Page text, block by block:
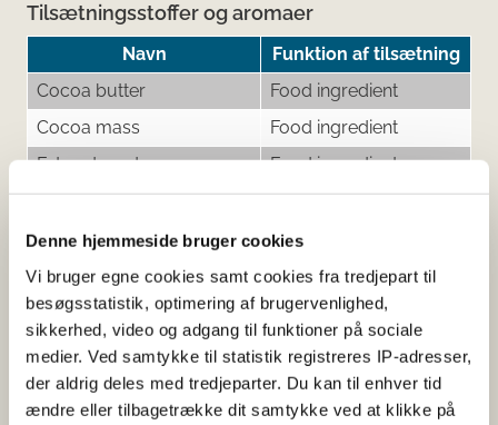
Denne hjemmeside bruger cookies
Vi bruger egne cookies samt cookies fra tredjepart til
besøgsstatistik, optimering af brugervenlighed,
sikkerhed, video og adgang til funktioner på sociale
medier. Ved samtykke til statistik registreres IP-adresser,
der aldrig deles med tredjeparter. Du kan til enhver tid
ændre eller tilbagetrække dit samtykke ved at klikke på
Tilsætningsstoffer og aromaer
Navn
Funktion af tilsætning
Cocoa butter
Food ingredient
Cocoa mass
Food ingredient
Fat-reduced cocoa
pwder
Food ingredient
Natural vanilla flavouring
Food ingredient -
flavouring
Sugar
Food ingredient
Tocopherol-rich extract -
E 306
Stabiliser